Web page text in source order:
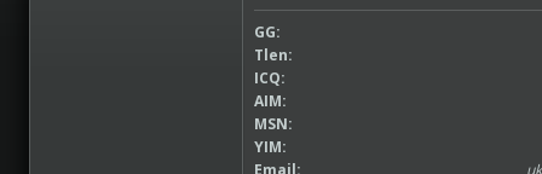
GG:
Tlen:
ICQ:
AIM:
MSN:
YIM:
Email: